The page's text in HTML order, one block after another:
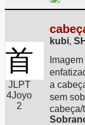
首
JLPT
4Joyo
2
kubi,
a
sem
cabeça/